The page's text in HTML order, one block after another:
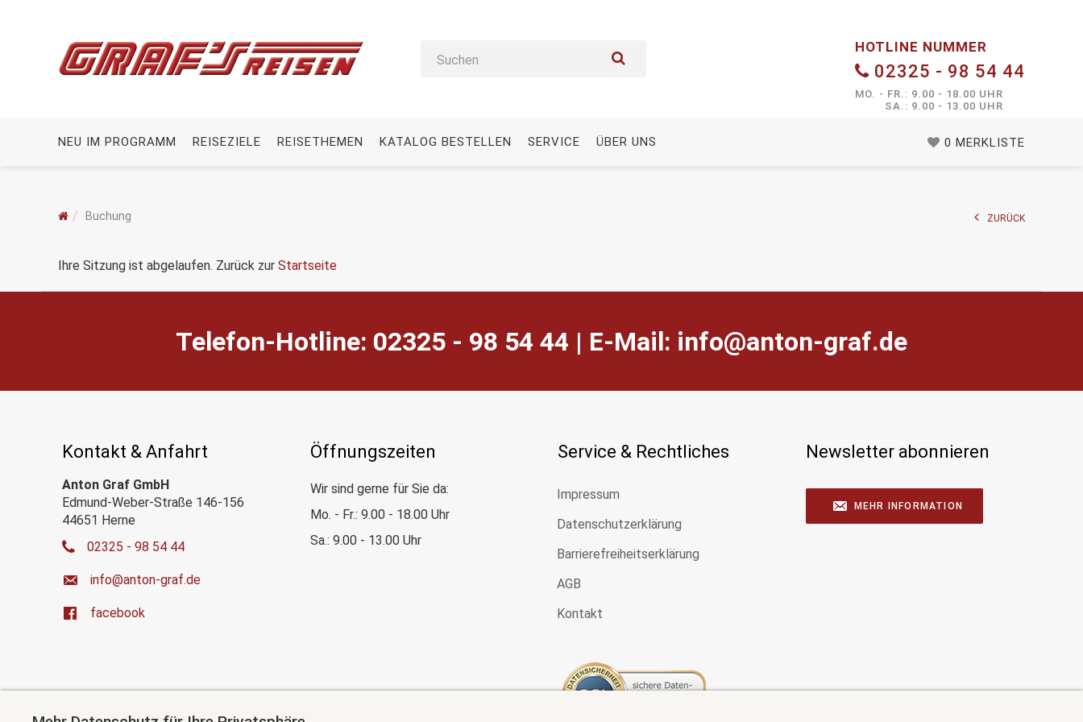
0 MERKLISTE
HOTLINE NUMMER
02325 - 98 54 44
MO. - FR.: 9.00 - 18.00 UHR
SA.: 9.00 - 13.00 UHR
NEU IM PROGRAMM REISEZIELE REISETHEMEN KATALOG BESTELLEN SERVICE ÜBER UNS
Buchung ZURÜCK
Ihre Sitzung ist abgelaufen. Zurück zur Startseite
Telefon-Hotline: 02325 - 98 54 44 | E-Mail: ed.farg-notna@ofni
Kontakt & Anfahrt
Anton Graf GmbH
Edmund-Weber-Straße 146-156
44651 Herne
02325 - 98 54 44
ed.farg-notna@ofni
facebook
Öffnungszeiten
Wir sind gerne für Sie da:
Mo. - Fr.: 9.00 - 18.00 Uhr
Sa.: 9.00 - 13.00 Uhr
Service & Rechtliches
Impressum
Datenschutzerklärung
Barrierefreiheitserklärung
AGB
Kontakt
Newsletter abonnieren
MEHR INFORMATION